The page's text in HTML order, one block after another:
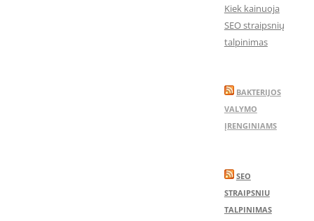
Kiek kainuoja
SEO straipsnių
talpinimas
BAKTERIJOS
VALYMO
ĮRENGINIAMS
SEO
STRAIPSNIU
TALPINIMAS